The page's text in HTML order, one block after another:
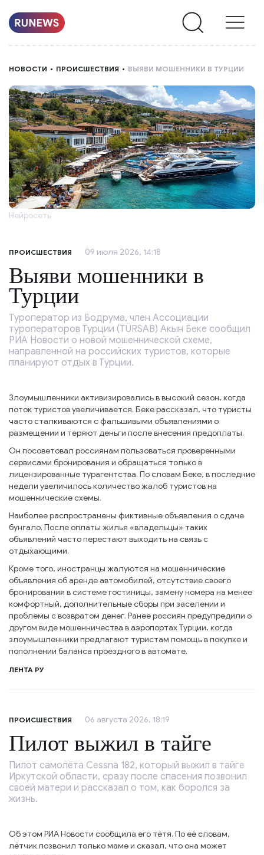
РУБРИКИ
О
НАС
НОВОСТИ ПРОИСШЕСТВИЯ ВЫЯВИ МОШЕННИКИ В ТУРЦИИ
Нейросеть
ПРОИСШЕСТВИЯ 09 июля 2026, 14:18
Выяви мошенники в
Турции
Туроператор из Бодрума, член Ассоциации
туроператоров Турции (TÜRSAB) Акын Беке сообщил
РИА Новости о новой мошеннической схеме,
направленной на российских туристов, которые
планируют отдых в Турции.
Злоумышленники активизировались в высокий сезон, когда
поток туристов увеличивается. Беке рассказал, что туристы
часто сталкиваются с фальшивыми объявлениями о
размещении и теряют деньги после внесения предоплаты.
Он посоветовал россиянам пользоваться проверенными
сервисами бронирования и обращаться только в
лицензированные турагентства. По словам Беке, в последние
недели увеличилось количество жалоб туристов на
мошеннические схемы.
Наиболее распространены фиктивные объявления о сдаче
бунгало. После оплаты жилья «владельцы» таких
объявлений часто перестают выходить на связь с
отдыхающими.
Кроме того, иностранцы жалуются на мошеннические
объявления об аренде автомобилей, отсутствие своего
бронирования в системе гостиницы, замену номера на менее
комфортный, дополнительные сборы при заселении и
проблемы с возвратом денег. Ранее россиян предупредили о
другом виде мошенничества в аэропортах Турции, когда
злоумышленники предлагают туристам помощь в покупке и
пополнении баланса проездного в автомате.
ЛЕНТА РУ
ПРОИСШЕСТВИЯ 06 августа 2026, 18:19
Пилот выжил в тайге
Пилот самолёта Cessna 182, который выжил в тайге
Иркутской области, сразу после спасения позвонил
своей матери и рассказал о том, как боролся за
жизнь.
Об этом РИА Новости сообщила его тётя. По её словам,
лётчик позвонил только маме и сказал, что она может